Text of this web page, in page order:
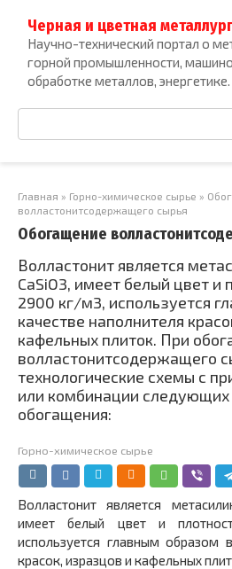
контенту
Черная и цветная
Научно-технический портал о
горной промышленности,
обработке металлов, энергетике.
Поиск:
Главная » Горно-химическое сырье »
волластонитсодержащего сырья
Обогащение
Волластонит является
CaSiO3, имеет белый цвет и
2900 кг/м3, используется
качестве наполнителя
кафельных плиток. При
волластонитсодержащего
технологические схемы с
или комбинации
обогащения:
Горно-химическое сырье
Волластонит является
имеет белый цвет и
используется главным образом
красок, изразцов и кафельных